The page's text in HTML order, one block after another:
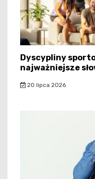
Dyscypliny
najważniejsze
20 lipca 2026